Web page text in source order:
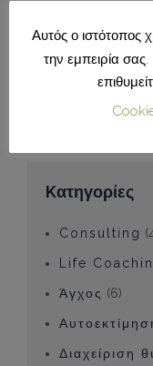
Kατηγορίες
Consulting
Life
Άγχος (6)
Διαχείριση
Αυτός ο ιστότοπος
την εμπειρία